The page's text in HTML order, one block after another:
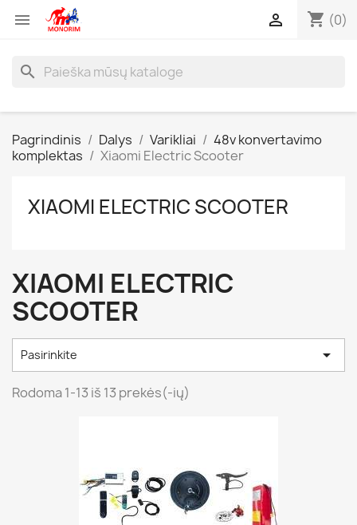
 shopping_cart (0)

search
Pagrindinis Dalys Varikliai
48v konvertavimo
komplektas
Xiaomi Electric Scooter
XIAOMI ELECTRIC SCOOTER
XIAOMI ELECTRIC
SCOOTER
Pasirinkite 
Rodoma 1-13 iš 13 prekės(-ių)